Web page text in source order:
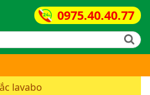
0975.40.40.77
lavabo